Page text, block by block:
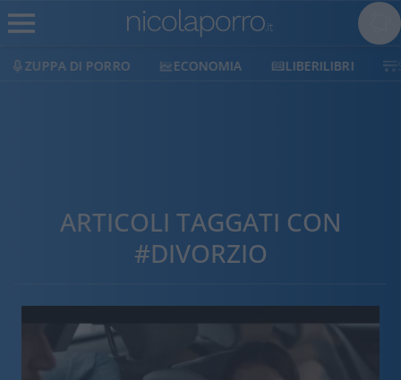
ZUPPA DI PORRO ECONOMIA LIBERILIBRI
ARTICOLI TAGGATI CON
#DIVORZIO